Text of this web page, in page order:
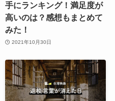
手にランキング！満足度が
高いのは？感想もまとめて
みた！
2021年10月30日